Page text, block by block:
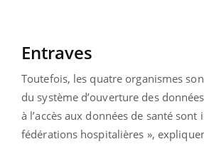
Entraves
Toutefois, les quatre organismes
du système d’ouverture des
à l’accès aux données de santé sont
fédérations hospitalières »,